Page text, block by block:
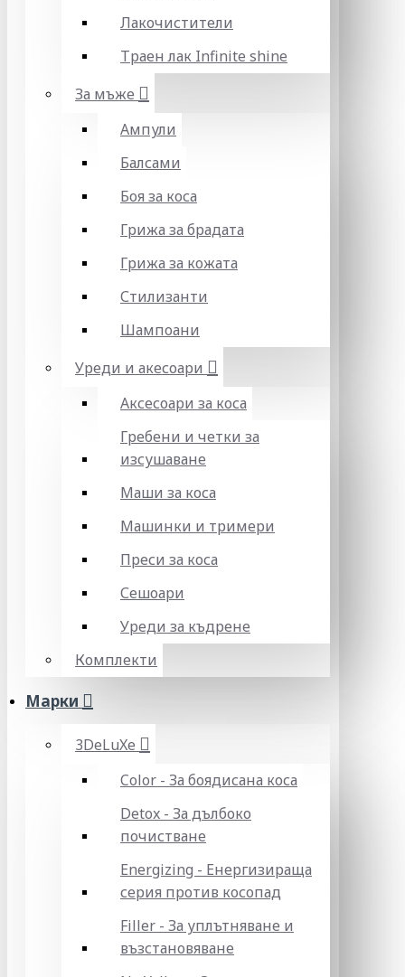
Лакочистители
Траен лак Infinite shine
За мъже
Ампули
Балсами
Боя за коса
Грижа за брадата
Грижа за кожата
Стилизанти
Шампоани
Уреди и акесоари
Аксесоари за коса
Гребени и четки за
изсушаване
Маши за коса
Машинки и тримери
Преси за коса
Сешоари
Уреди за къдрене
Комплекти
Марки
3DeLuXe
Color - За боядисана коса
Detox - За дълбоко
почистване
Energizing - Енергизираща
серия против косопад
Filler - За уплътняване и
възстановяване